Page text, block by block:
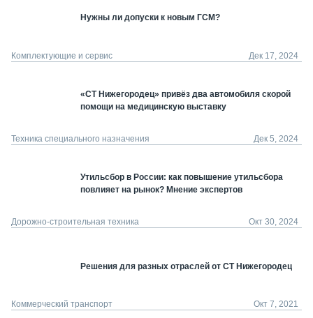
Нужны ли допуски к новым ГСМ?
Комплектующие и сервис Дек 17, 2024
«СТ Нижегородец» привёз два автомобиля скорой
помощи на медицинскую выставку
Техника специального назначения Дек 5, 2024
Утильсбор в России: как повышение утильсбора
повлияет на рынок? Мнение экспертов
Дорожно-строительная техника Окт 30, 2024
Решения для разных отраслей от СТ Нижегородец
Коммерческий транспорт Окт 7, 2021